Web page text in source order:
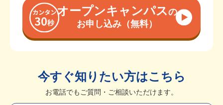
オープンキャンパスの
お申し込み（無料）
今すぐ知りたい方はこちら
お電話でもご質問・ご相談いただけます。